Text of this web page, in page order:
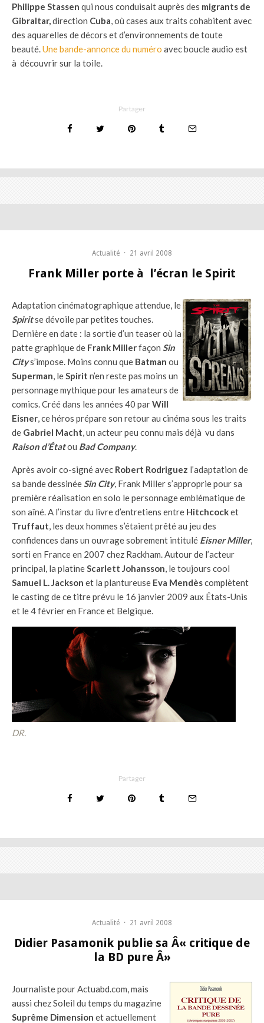
Philippe Stassen qui nous conduisait auprès des migrants de
Gibraltar,direction Cuba, où cases aux traits cohabitent avec
des aquarelles de décors et d’environnements de toute
beauté.Une bande-annonce du numéro avec boucle audio est
à découvrir sur la toile.
Partager
Actualité · 21 avril 2008
Frank Miller porte à l’écran le Spirit
Adaptation cinématographique attendue, le
Spiritse dévoile par petites touches.
Dernière en date : la sortie d’un teaser où la
patte graphique de Frank Millerfaçon Sin
Citys’impose. Moins connu que Batman ou
Superman, leSpirit n’en reste pas moins un
personnage mythique pour les amateurs de
comics. Créé dans les années 40 parWill
Eisner, ce héros prépare son retour au cinéma sous les traits
de Gabriel Macht, un acteur peu connu mais déjà vu dans
Raison d’Étatou Bad Company.
Après avoir co-signé avec Robert Rodriguez l’adaptation de
sa bande dessinéeSin City, Frank Miller s’approprie pour sa
première réalisation en solo le personnage emblématique de
son aîné. A l’instar du livre d’entretiens entre Hitchcocket
Truffaut, les deux hommes s’étaient prêté au jeu des
confidences dans un ouvrage sobrement intitulé Eisner Miller,
sorti en France en 2007 chez Rackham. Autour de l’acteur
principal, la platineScarlett Johansson, le toujours cool
Samuel L. Jackson et la plantureuse Eva Mendèscomplètent
le casting de ce titre prévu le 16 janvier 2009 aux États-Unis
et le 4 février en France et Belgique.
DR.
Partager
Actualité · 21 avril 2008
Didier Pasamonik publie sa Â« critique de
la BD pure Â»
Journaliste pour Actuabd.com, mais
aussi chez Soleil du temps du magazine
Suprême Dimension et actuellement